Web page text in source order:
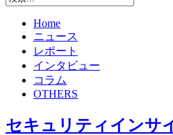
Home
ニュース
レポート
インタビュー
コラム
OTHERS
セキュリティインサ